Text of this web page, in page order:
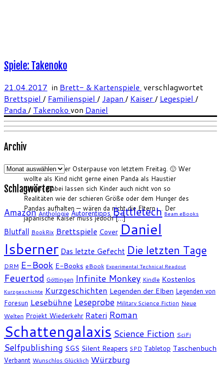
Zurück nach der Osterpause von letztem Freitag. 🙂 Wer
wollte als Kind nicht gerne einen Panda als Haustier
haben? Dabei lassen sich Kinder auch nicht von so
Realitäten wie der schieren Größe oder dem Hunger des
Pandas aufhalten — wären da nicht die Eltern … Der
japanische Kaiser muss jedoch […]
Spiele: Takenoko
21.04.2017 in Brett- & Kartenspiele verschlagwortet
Brettspiel / Familienspiel / Japan / Kaiser/ Legespiel /
Panda / Takenoko von Daniel
Archiv
Archiv
Schlagwörter
Amazon Anthologie Autorentipps Battletech Beam eBooks
Blutfall BookRix Brettspiele Cover Daniel
Isberner Das letzte Gefecht Die letzten Tage
DRM E-Book E-Books eBook Experimental Technical Readout
Feuertod Göttingen Infinite Monkey Kindle Kostenlos
Kurzgeschichte Kurzgeschichten Legenden der Elben Legenden von
Foresun Lesebühne Leseprobe Military Science Fiction Neue
Welten Projekt Wiederkehr Rateri Roman
Schattengalaxis Science Fiction SciFi
Selfpublishing SGS Silent Reapers SPD Tabletop Taschenbuch
Verbannt Wunschlos Glücklich Würzburg